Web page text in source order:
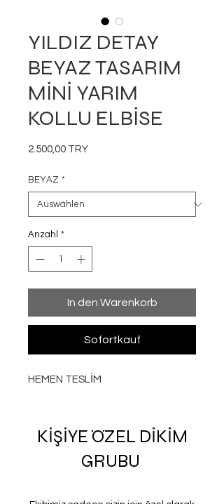
YILDIZ DETAY
BEYAZ TASARIM
MİNİ YARIM
KOLLU ELBİSE
2.500,00 TRYPreis
BEYAZ *
Anzahl *
In den Warenkorb
Sofortkauf
HEMEN TESLİM
KİŞİYE ÖZEL DİKİM
GRUBU